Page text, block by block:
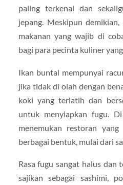
paling terkenal dan
jepang. Meskipun
makanan yang wajib di
bagi para pecinta kuliner
Ikan buntal mempunyai
jika tidak di olah dengan
koki yang terlatih dan
untuk menyiapkan fugu.
menemukan restoran
berbagai bentuk, mulai dari
Rasa fugu sangat halus dan
sajikan sebagai sashimi,